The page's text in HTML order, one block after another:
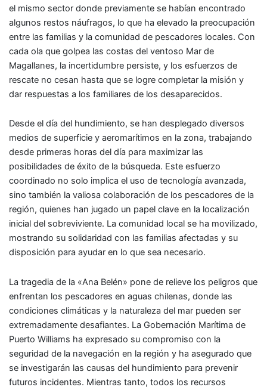
el mismo sector donde previamente se habían encontrado
algunos restos náufragos, lo que ha elevado la preocupación
entre las familias y la comunidad de pescadores locales. Con
cada ola que golpea las costas del ventoso Mar de
Magallanes, la incertidumbre persiste, y los esfuerzos de
rescate no cesan hasta que se logre completar la misión y
dar respuestas a los familiares de los desaparecidos.
Desde el día del hundimiento, se han desplegado diversos
medios de superficie y aeromarítimos en la zona, trabajando
desde primeras horas del día para maximizar las
posibilidades de éxito de la búsqueda. Este esfuerzo
coordinado no solo implica el uso de tecnología avanzada,
sino también la valiosa colaboración de los pescadores de la
región, quienes han jugado un papel clave en la localización
inicial del sobreviviente. La comunidad local se ha movilizado,
mostrando su solidaridad con las familias afectadas y su
disposición para ayudar en lo que sea necesario.
La tragedia de la «Ana Belén» pone de relieve los peligros que
enfrentan los pescadores en aguas chilenas, donde las
condiciones climáticas y la naturaleza del mar pueden ser
extremadamente desafiantes. La Gobernación Marítima de
Puerto Williams ha expresado su compromiso con la
seguridad de la navegación en la región y ha asegurado que
se investigarán las causas del hundimiento para prevenir
futuros incidentes. Mientras tanto, todos los recursos